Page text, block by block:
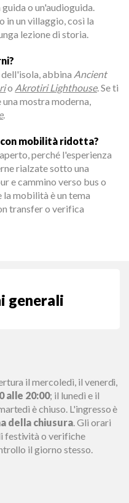
o un'audioguida.
in un villaggio, così la
lezione di storia.
abbina Ancient
o Akrotiri Lighthouse. Se ti
mostra moderna,
.
mobilità ridotta?
perché l'esperienza
rialzate sotto una
e cammino verso bus o
la mobilità è un tema
transfer o verifica
generali
il mercoledì, il venerdì,
alle 20:00; il lunedì e il
è chiuso. L'ingresso è
della chiusura . Gli orari
festività o verifiche
il giorno stesso.